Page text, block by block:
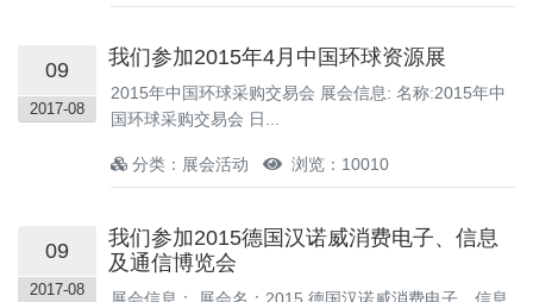
09
2017-08
我们参加2015年4月中国环球资源展
2015年中国环球采购交易会 展会信息: 名称:2015年中
国环球采购交易会 日...
分类：展会活动 浏览：10010
09
2017-08
我们参加2015德国汉诺威消费电子、信息
及通信博览会